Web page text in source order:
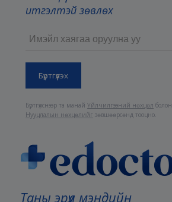
Таны эрүүл мэндийн
итгэлтэй зөвлөх
Бүртгүүлснээр та манайҮйлчилгээний нөхцөл болон
Нууцлалын нөхцөлийг зөвшөөрсөнд тооцно.